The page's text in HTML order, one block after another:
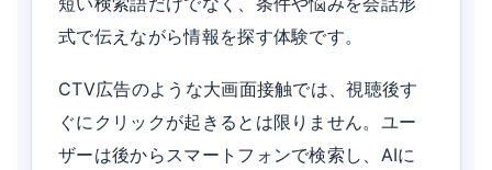
式で伝えながら情報を探す体験です。
CTV広告のような大画面接触では、視聴後す
ぐにクリックが起きるとは限りません。ユー
ザーは後からスマートフォンで検索し、AIに